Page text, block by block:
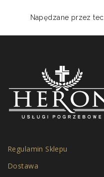
Napędzane przez
Regulamin Sklepu
Dostawa